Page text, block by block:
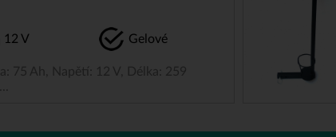
12 V Gelové
75 Ah, Napětí: 12 V, Délka: 259